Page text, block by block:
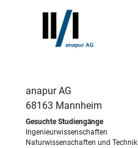
anapur AG
68163 Mannheim
Ingenieurwissenschaften
Naturwissenschaften und Technik